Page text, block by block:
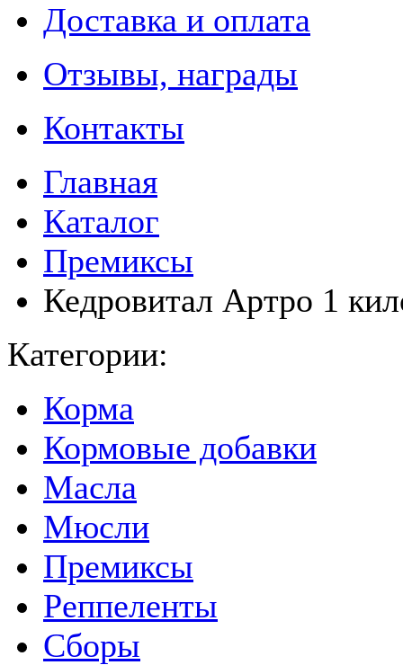
Доставка и оплата
Отзывы, награды
Контакты
Главная
Каталог
Премиксы
Кедровитал Артро 1
Категории:
Корма
Кормовые добавки
Масла
Мюсли
Премиксы
Реппеленты
Сборы